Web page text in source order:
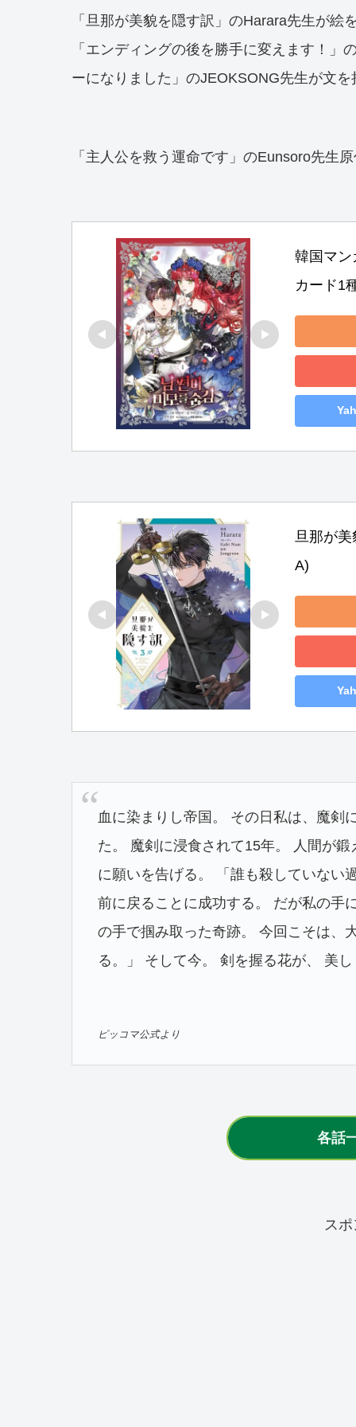
「旦那が美貌を隠す訳」のHarara先生が絵
「エンディングの後を勝手に変えます！
ーになりました」のJEOKSONG先生が文を
「主人公を救う運命です」のEunsoro先生
韓国マン
カード1
旦那が
A)
血に染まりし帝国。 その日私は、魔剣
た。 魔剣に浸食されて15年。 人間が
に願いを告げる。 「誰も殺していない
前に戻ることに成功する。 だが私の
の手で掴み取った奇跡。 今回こそは、
る。」 そして今。 剣を握る花が、 美
ピッコマ公式より
各話
ス